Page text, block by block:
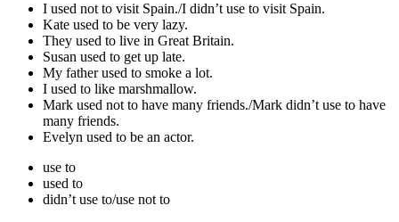
I used not to visit Spain./I didn’t use to visit Spain.
Kate used to be very lazy.
They used to live in Great Britain.
Susan used to get up late.
My father used to smoke a lot.
I used to like marshmallow.
Mark used not to have many friends./Mark didn’t use to have
many friends.
Evelyn used to be an actor.
use to
used to
didn’t use to/use not to